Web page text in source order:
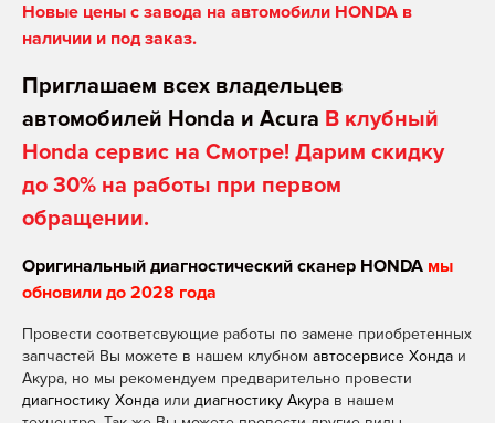
Новые цены с завода на автомобили HONDA в
наличии и под заказ.
Приглашаем всех владельцев
автомобилей Honda и Acura В клубный
Honda сервис на Смотре! Дарим скидку
до 30% на работы при первом
обращении.
Оригинальный диагностический сканер HONDA мы
обновили до 2028 года
Провести соответсвующие работы по замене приобретенных
запчастей Вы можете в нашем клубном автосервисе Хонда и
Акура, но мы рекомендуем предварительно провести
диагностику Хонда или диагностику Акура в нашем